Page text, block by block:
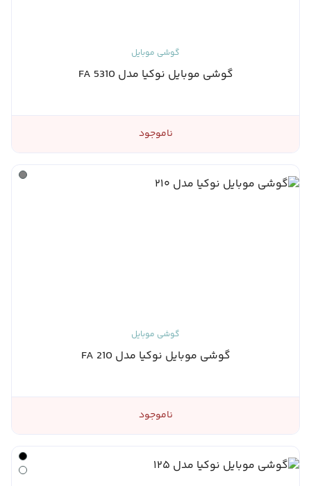
گوشی موبایل
گوشی موبایل نوکیا مدل 5310 FA
ناموجود
گوشی موبایل
گوشی موبایل نوکیا مدل 210 FA
ناموجود